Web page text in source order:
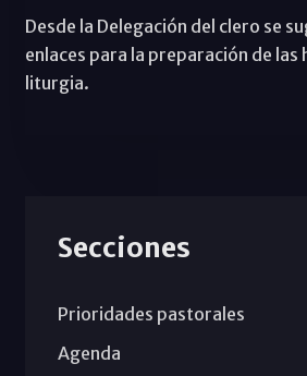
Desde la Delegación del clero se
enlaces para la preparación de las
liturgia.
Secciones
Prioridades pastorales
Agenda